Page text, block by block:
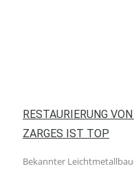
RESTAURIERUNG
ZARGES IST TOP
Bekannter